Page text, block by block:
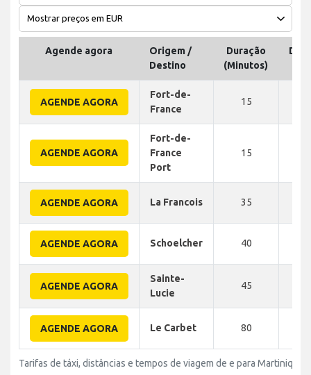
Agende agora
Origem /
Destino
Duração
(Minutos)
AGENDE AGORA
Fort-de-
France
15
AGENDE AGORA
Fort-de-
France
Port
15
AGENDE AGORA La Francois 35
AGENDE AGORA Schoelcher 40
AGENDE AGORA
Sainte-
Lucie
45
AGENDE AGORA Le Carbet 80
Tarifas de táxi, distâncias e tempos de viagem de e para Martinique